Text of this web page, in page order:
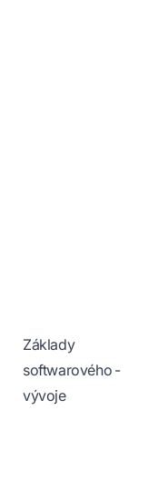
Základy
softwarového
vývoje
-